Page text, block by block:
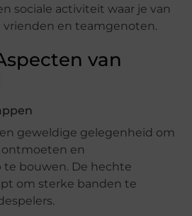
sociale activiteit waar je van
en teamgenoten.
van
geweldige gelegenheid om
en
bouwen. De hechte
om sterke banden te